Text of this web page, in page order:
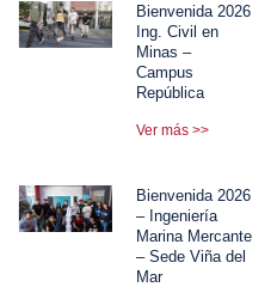
Bienvenida 2026
Ing. Civil en
Minas –
Campus
República
Ver más >>
Bienvenida 2026
– Ingeniería
Marina Mercante
– Sede Viña del
Mar